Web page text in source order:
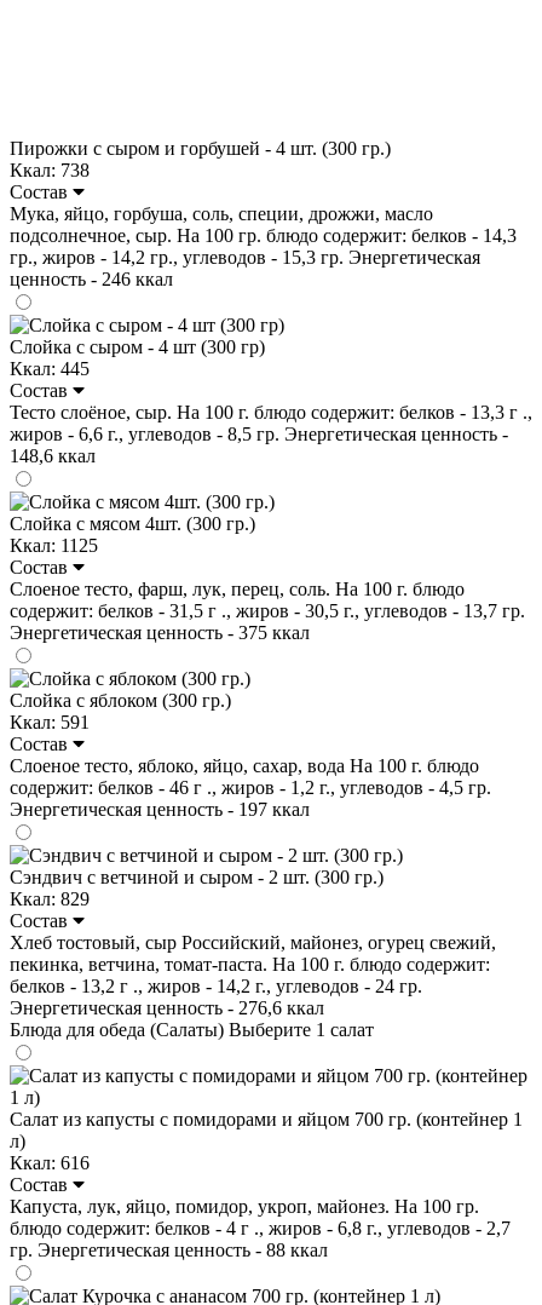
Пирожки с сыром и горбушей - 4 шт. (300 гр.)
Ккал: 738
Состав
Мука, яйцо, горбуша, соль, специи, дрожжи, масло
подсолнечное, сыр. На 100 гр. блюдо содержит: белков - 14,3
гр., жиров - 14,2 гр., углеводов - 15,3 гр. Энергетическая
ценность - 246 ккал
Слойка с сыром - 4 шт (300 гр)
Ккал: 445
Состав
Тесто слоёное, сыр. На 100 г. блюдо содержит: белков - 13,3 г .,
жиров - 6,6 г., углеводов - 8,5 гр. Энергетическая ценность -
148,6 ккал
Слойка с мясом 4шт. (300 гр.)
Ккал: 1125
Состав
Слоеное тесто, фарш, лук, перец, соль. На 100 г. блюдо
содержит: белков - 31,5 г ., жиров - 30,5 г., углеводов - 13,7 гр.
Энергетическая ценность - 375 ккал
Слойка с яблоком (300 гр.)
Ккал: 591
Состав
Слоеное тесто, яблоко, яйцо, сахар, вода На 100 г. блюдо
содержит: белков - 46 г ., жиров - 1,2 г., углеводов - 4,5 гр.
Энергетическая ценность - 197 ккал
Сэндвич с ветчиной и сыром - 2 шт. (300 гр.)
Ккал: 829
Состав
Хлеб тостовый, сыр Российский, майонез, огурец свежий,
пекинка, ветчина, томат-паста. На 100 г. блюдо содержит:
белков - 13,2 г ., жиров - 14,2 г., углеводов - 24 гр.
Энергетическая ценность - 276,6 ккал
Блюда для обеда (Салаты) Выберите 1 салат
Салат из капусты с помидорами и яйцом 700 гр. (контейнер 1
л)
Ккал: 616
Состав
Капуста, лук, яйцо, помидор, укроп, майонез. На 100 гр.
блюдо содержит: белков - 4 г ., жиров - 6,8 г., углеводов - 2,7
гр. Энергетическая ценность - 88 ккал